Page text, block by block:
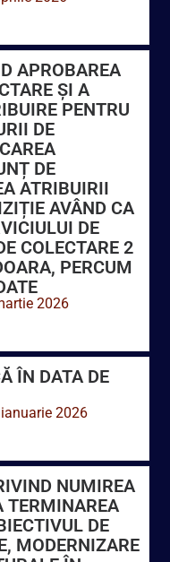
APROBAREA
ȘI A
PENTRU
DE
DE
ATRIBUIRII
AVÂND CA
DE
COLECTARE 2
PERCUM
2026
ÎN DATA DE
2026
NUMIREA
DE
MODERNIZARE
ÎN
JUDEȚ”